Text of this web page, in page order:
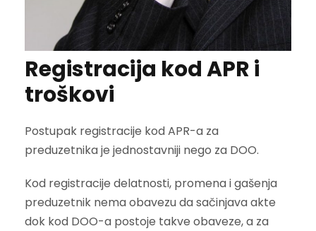
Registracija kod APR i
troškovi
Postupak registracije kod APR-a za
preduzetnika je jednostavniji nego za DOO.
Kod registracije delatnosti, promena i gašenja
preduzetnik nema obavezu da sačinjava akte
dok kod DOO-a postoje takve obaveze, a za